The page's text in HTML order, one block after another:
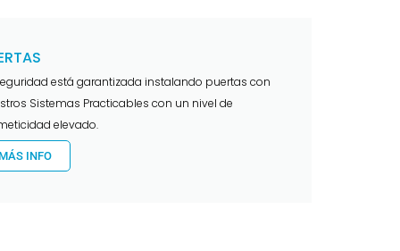
está garantizada instalando puertas con
Sistemas Practicables con un nivel de
elevado.
INFO